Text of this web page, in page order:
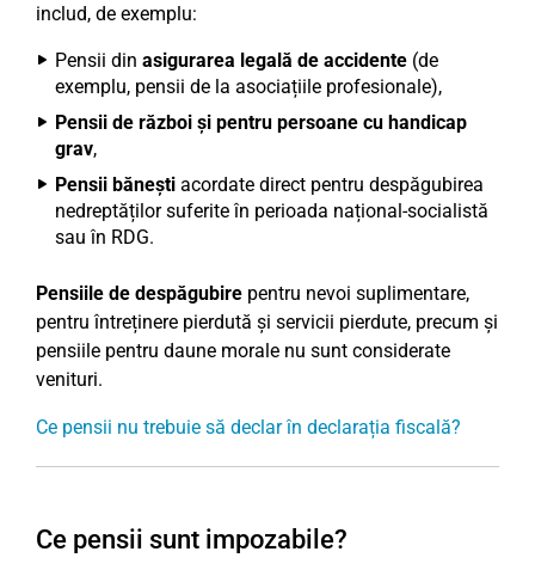
includ, de exemplu:
Pensii din asigurarea legală de accidente (de
exemplu, pensii de la asociațiile profesionale),
Pensii de război și pentru persoane cu handicap
grav,
Pensii bănești acordate direct pentru despăgubirea
nedreptăților suferite în perioada național-socialistă
sau în RDG.
Pensiile de despăgubire pentru nevoi suplimentare,
pentru întreținere pierdută și servicii pierdute, precum și
pensiile pentru daune morale nu sunt considerate
venituri.
Ce pensii nu trebuie să declar în declarația fiscală?
Ce pensii sunt impozabile?